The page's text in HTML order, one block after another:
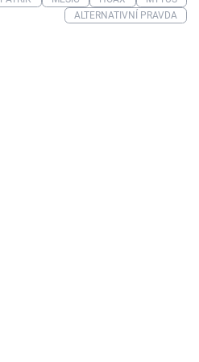
ALTERNATIVNÍ PRAVDA